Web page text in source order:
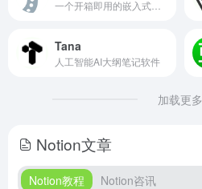
Tana
人工智能AI大纲笔记软件
加载更多
Notion文章
Notion教程 Notion咨讯